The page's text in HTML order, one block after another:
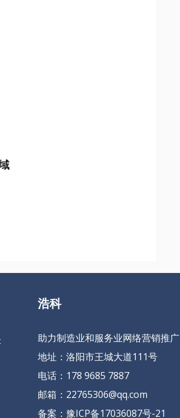
浩科
助力制造业和服务业网络营销推广
地址：洛阳市王城大道111号
电话：178 9685 7887
邮箱：22765306@qq.com
备案： 豫ICP备17036087号-21